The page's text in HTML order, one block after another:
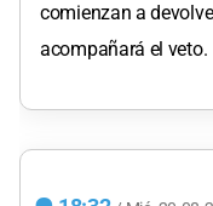
comienzan a
acompañará el veto.